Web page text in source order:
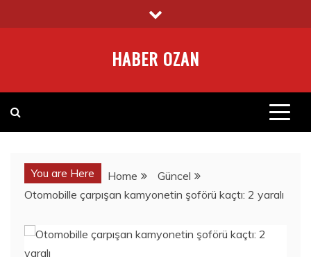
to
HABER OZAN
You are Here Home
Güncel
Otomobille çarpışan kamyonetin şoförü kaçtı: 2 yaralı